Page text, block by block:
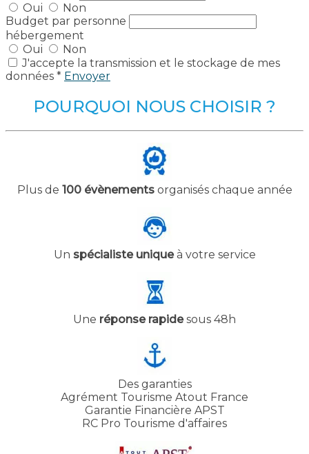
Oui
Non
Budget par personne
hébergement
Oui
Non
J'accepte la transmission et le stockage de mes
données * Envoyer
POURQUOI NOUS CHOISIR ?
Plus de 100 évènementsorganisés chaque année
Un spécialiste uniqueà votre service
Une réponse rapidesous 48h
Des garanties
Agrément Tourisme Atout France
Garantie Financière APST
RC Pro Tourisme d'affaires